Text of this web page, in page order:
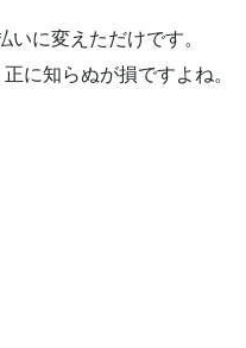
に変えただけです。
に知らぬが損ですよね。